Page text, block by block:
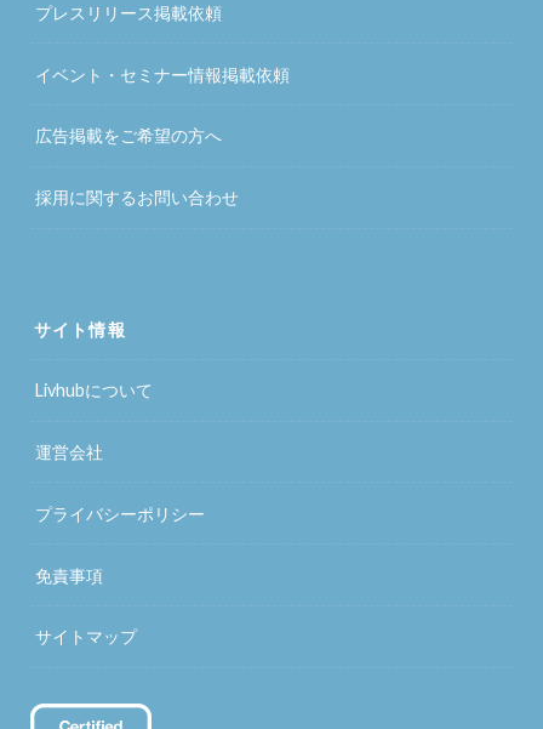
プレスリリース掲載依頼
イベント・セミナー情報掲載依頼
広告掲載をご希望の方へ
採用に関するお問い合わせ
サイト情報
Livhubについて
運営会社
プライバシーポリシー
免責事項
サイトマップ